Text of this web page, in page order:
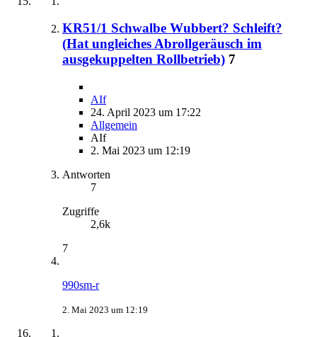
KR51/1 Schwalbe Wubbert? Schleift?
(Hat ungleiches Abrollgeräusch im
ausgekuppelten Rollbetrieb) 7
AIf
24. April 2023 um 17:22
Allgemein
AIf
2. Mai 2023 um 12:19
Antworten
7
Zugriffe
2,6k
7
990sm-r
2. Mai 2023 um 12:19